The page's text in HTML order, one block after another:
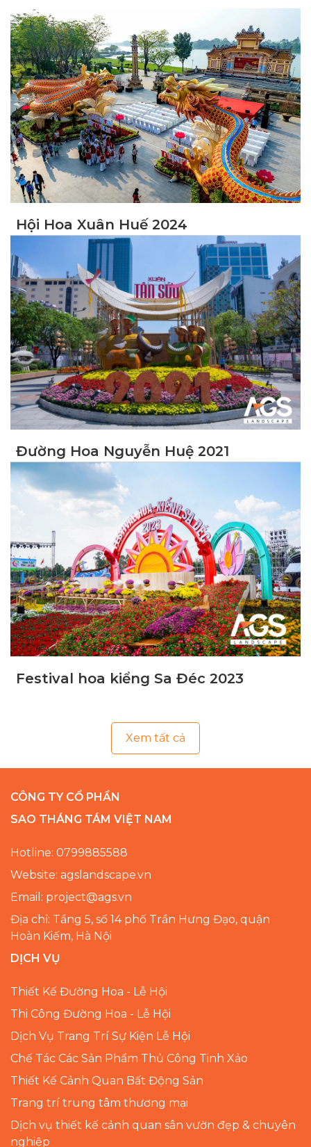
Hội Hoa Xuân Huế 2024
Đường Hoa Nguyễn Huệ 2021
Festival hoa kiểng Sa Đéc 2023
Xem tất cả
CÔNG TY CỔ PHẦN
SAO THÁNG TÁM VIỆT NAM
Hotline: 0799885588
Website: agslandscape.vn
Email: project@ags.vn
Địa chỉ: Tầng 5, số 14 phố Trần Hưng Đạo, quận
Hoàn Kiếm, Hà Nội
DỊCH VỤ
Thiết Kế Đường Hoa - Lễ Hội
Thi Công Đường Hoa - Lễ Hội
Dịch Vụ Trang Trí Sự Kiện Lễ Hội
Chế Tác Các Sản Phẩm Thủ Công Tinh Xảo
Thiết Kế Cảnh Quan Bất Động Sản
Trang trí trung tâm thương mại
Dịch vụ thiết kế cảnh quan sân vườn đẹp & chuyên
nghiệp